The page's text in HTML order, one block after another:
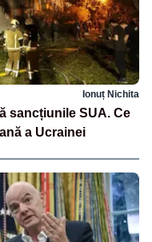
Ionuț Nichita
sancțiunile SUA. Ce
a Ucrainei